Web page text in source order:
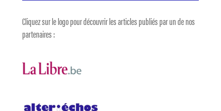
Cliquez sur le logo pour découvrir les articles publiés par un de nos
partenaires :